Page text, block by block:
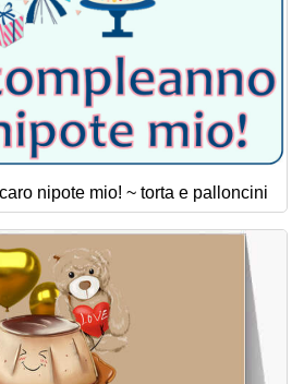
nipote mio! ~ torta e palloncini